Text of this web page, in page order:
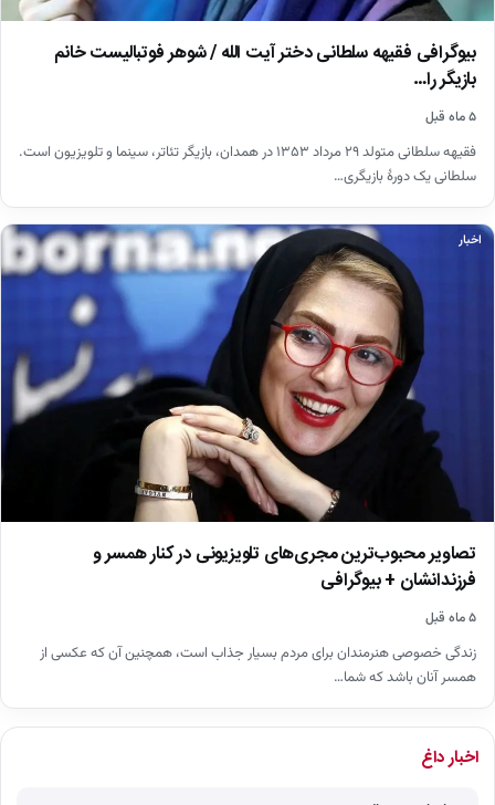
بیوگرافی فقیهه سلطانی دختر آیت الله / شوهر فوتبالیست خانم
بازیگر را…
۵ ماه قبل
فقیهه سلطانی متولد ۲۹ مرداد ۱۳۵۳ در همدان، بازیگر تئاتر، سینما و تلویزیون است.
سلطانی یک دورهٔ بازیگری…
اخبار
تصاویر محبوب‌ترین مجری‌های تلویزیونی در کنار همسر و
فرزندانشان + بیوگرافی
۵ ماه قبل
زندگی خصوصی هنرمندان برای مردم بسیار جذاب است، همچنین آن که عکسی از
همسر آنان باشد که شما…
اخبار داغ